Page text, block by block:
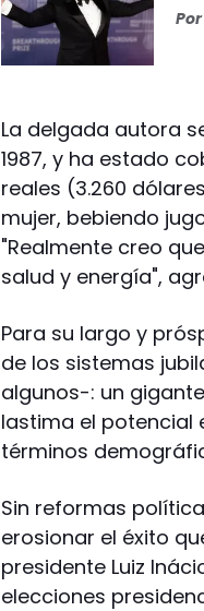
Por
La delgada autora
1987, y ha estado
reales (3.260
mujer, bebiendo
"Realmente creo
salud y energía",
Para su largo y
de los sistemas
algunos-: un
lastima el potencial
términos
Sin reformas
erosionar el éxito
presidente Luiz
elecciones